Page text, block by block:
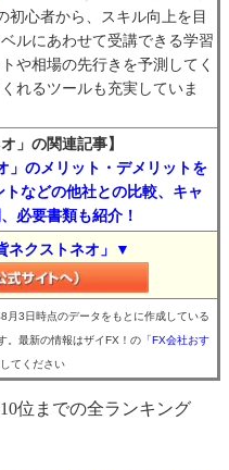
初心者から、スキル向上を目
ルにあわせて受講できる学習
や相場の先行きを予測してく
れるツールも充実していま
」の関連記事】
」のメリット・デメリットを
などの他社との比較、キャ
必要書類も紹介！
ネクストネオ」▼
3日時点のデータをもとに作成している
。最新の情報はザイFX！の 「FX会社おす
てください
位までの全ランキング